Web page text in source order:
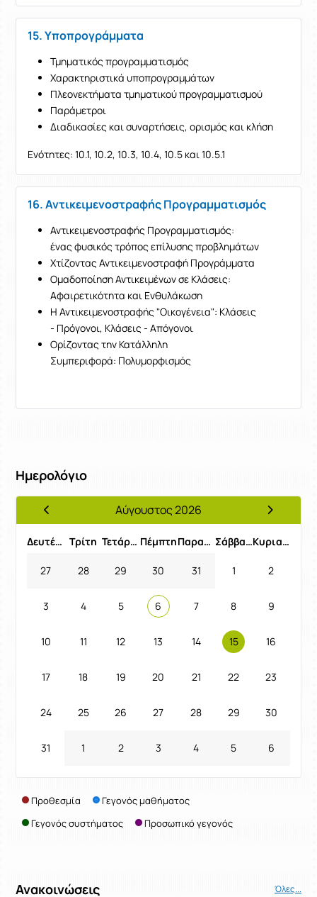
15. Υποπρογράμματα
Τμηματικός προγραμματισμός
Χαρακτηριστικά υποπρογραμμάτων
Πλεονεκτήματα τμηματικού προγραμματισμού
Παράμετροι
Διαδικασίες και συναρτήσεις, ορισμός και κλήση
Ενότητες: 10.1, 10.2, 10.3, 10.4, 10.5 και 10.5.1
16. Αντικειμενοστραφής Προγραμματισμός
Αντικειμενοστραφής Προγραμματισμός:
ένας φυσικός τρόπος επίλυσης προβλημάτων
Χτίζοντας Αντικειμενοστραφή Προγράμματα
Ομαδοποίηση Αντικειμένων σε Κλάσεις:
Αφαιρετικότητα και Ενθυλάκωση
Η Αντικειμενοστραφής "Οικογένεια": Κλάσεις
- Πρόγονοι, Κλάσεις - Απόγονοι
Ορίζοντας την Κατάλληλη
Συμπεριφορά: Πολυμορφισμός
Ημερολόγιο
Προηγούμενος ΜήναςΑύγουστος 2026
Επόμενος
Δευτέρα Τρίτη Τετάρτη Πέμπτη Παρασκευή Σάββατο Κυριακή
27 28 29 30 31 1 2
3 4 5 6 7 8 9
10 11 12 13 14 15 16
17 18 19 20 21 22 23
24 25 26 27 28 29 30
31 1 2 3 4 5 6
Προθεσμία
Γεγονός μαθήματος
Γεγονός συστήματος
Προσωπικό γεγονός
Ανακοινώσεις Όλες...